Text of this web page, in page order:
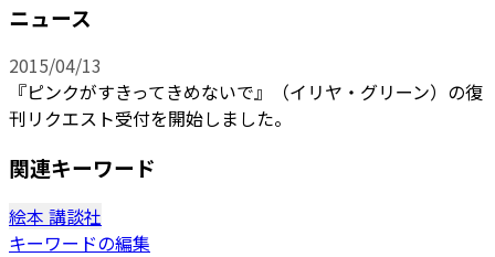
ニュース
2015/04/13
『ピンクがすきってきめないで』（イリヤ・グリーン）の復
刊リクエスト受付を開始しました。
関連キーワード
絵本 講談社
キーワードの編集